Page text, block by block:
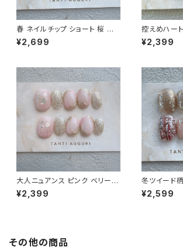
春 ネイルチップ ショート 桜 入
学式 卒業式 サクラ ピンク色 春
色 春イベント用 短め 小さめ 通
¥2,699
控えめハー
ート さりげ
ねいる 短め
¥2,399
大人ニュアンス ピンク ベリーシ
ョート ネイルチップ 万人受け 鉄
板デザイン 春夏秋冬 爪 通販サ
¥2,399
冬ツイード
ップ 編み編
ニット ガー
¥2,599
その他の商品